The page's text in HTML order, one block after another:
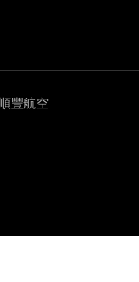
順豐航空